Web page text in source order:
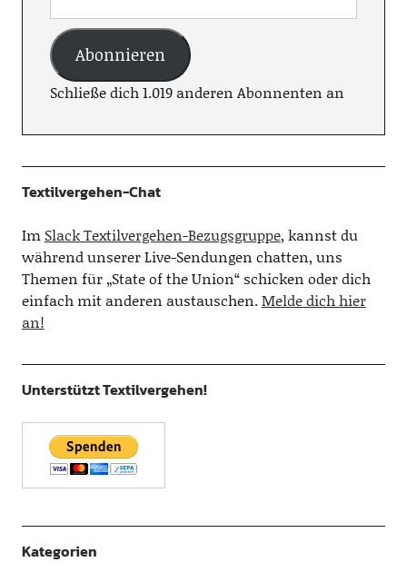
Abonnieren
Schließe dich 1.019 anderen Abonnenten an
Textilvergehen-Chat
Im Slack Textilvergehen-Bezugsgruppe, kannst du
während unserer Live-Sendungen chatten, uns
Themen für „State of the Union“ schicken oder dich
einfach mit anderen austauschen.Melde dich hier
an!
Unterstützt Textilvergehen!
Kategorien